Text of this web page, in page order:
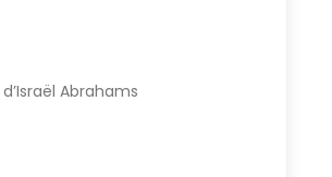
Abrahams